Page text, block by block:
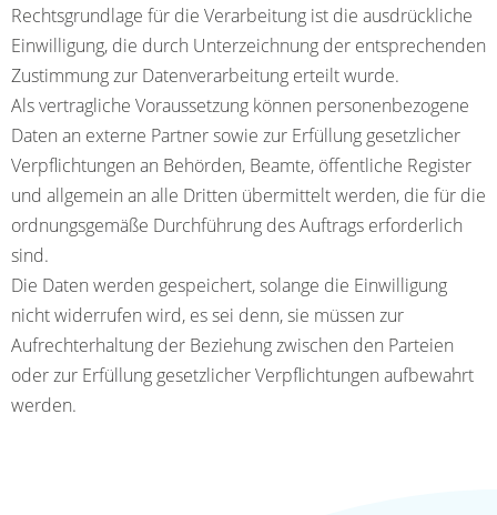
Rechtsgrundlage für die Verarbeitung ist die ausdrückliche
Einwilligung, die durch Unterzeichnung der entsprechenden
Zustimmung zur Datenverarbeitung erteilt wurde.
Als vertragliche Voraussetzung können personenbezogene
Daten an externe Partner sowie zur Erfüllung gesetzlicher
Verpflichtungen an Behörden, Beamte, öffentliche Register
und allgemein an alle Dritten übermittelt werden, die für die
ordnungsgemäße Durchführung des Auftrags erforderlich
sind.
Die Daten werden gespeichert, solange die Einwilligung
nicht widerrufen wird, es sei denn, sie müssen zur
Aufrechterhaltung der Beziehung zwischen den Parteien
oder zur Erfüllung gesetzlicher Verpflichtungen aufbewahrt
werden.